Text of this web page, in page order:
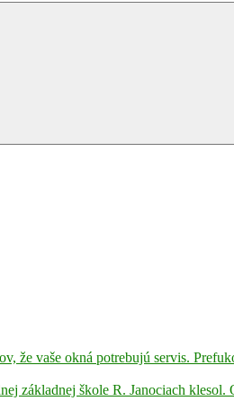
Search
že vaše okná potrebujú servis.
základnej škole R. Janociach